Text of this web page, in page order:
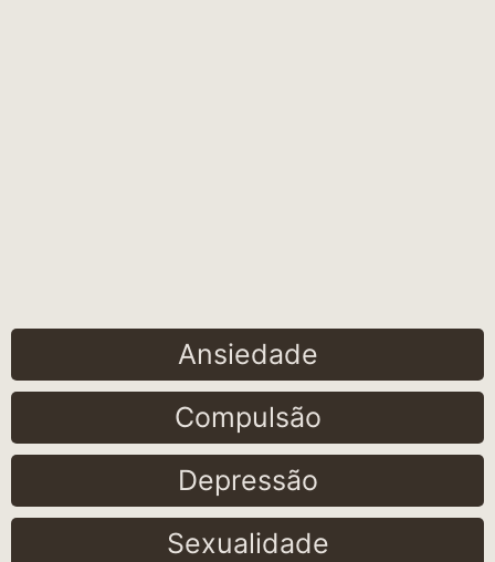
Ansiedade
Compulsão
Depressão
Sexualidade